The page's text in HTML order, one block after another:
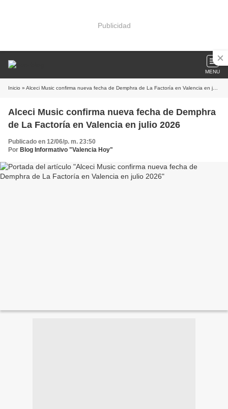
Publicidad
MENU
Inicio » Alceci Music confirma nueva fecha de Demphra de La Factoría en Valencia en julio 2026
Alceci Music confirma nueva fecha de Demphra
de La Factoría en Valencia en julio 2026
Publicado en 12/06/p. m. 23:50
Por Blog Informativo "Valencia Hoy"